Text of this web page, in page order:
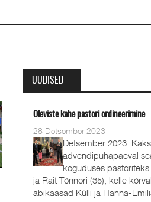
UUDISED
Oleviste kahe pastori ordineerimine
28 Detsember 2023
Detsember 2023 Kaks
advendipühapäeval
koguduses pastoriteks
ja Rait Tõnnori (35), kelle kõrval
abikaasad Külli ja Hanna-